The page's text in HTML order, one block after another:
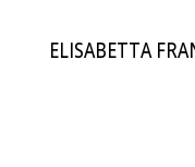
ELISABETTA